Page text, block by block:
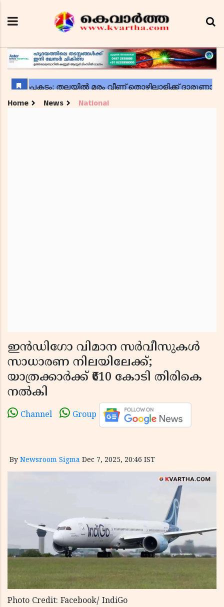
Home News National
ഇൻഡിഗോ വിമാന സർവീസുകൾ
സാധാരണ നിലയിലേക്ക്;
യാത്രക്കാർക്ക് ₹610 കോടി തിരികെ
നൽകി
Channel Group
By Newsroom Sigma Dec 7, 2025, 20:46 IST
Photo Credit: Facebook/ IndiGo